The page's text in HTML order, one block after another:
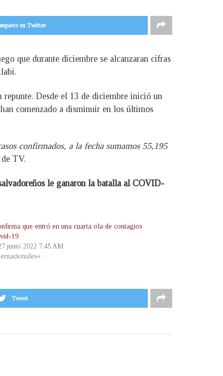
en Twitter
que durante diciembre se alcanzaran cifras
Desde el 13 de diciembre inició un
comenzado a disminuir en los últimos
confirmados, a la fecha sumamos 55,195
TV.
le ganaron la batalla al COVID-
que entró en una cuarta ola de contagios
19
junio 2022 7:45 AM
Tweet